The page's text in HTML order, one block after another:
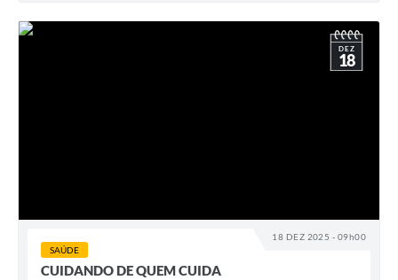
18 DEZ 2025 - 09h00
DEZ
18
SAÚDE
CUIDANDO DE QUEM CUIDA